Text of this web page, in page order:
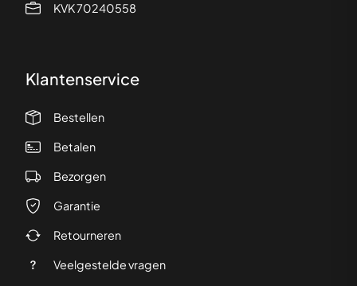
KVK 70240558
Klantenservice
Bestellen
Betalen
Bezorgen
Garantie
Retourneren
Veelgestelde vragen